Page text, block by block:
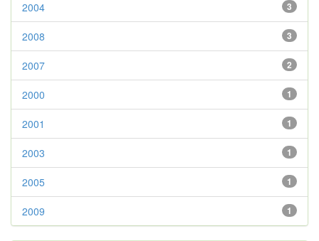
3
2004
3
2008
2
2007
1
2000
1
2001
1
2003
1
2005
1
2009